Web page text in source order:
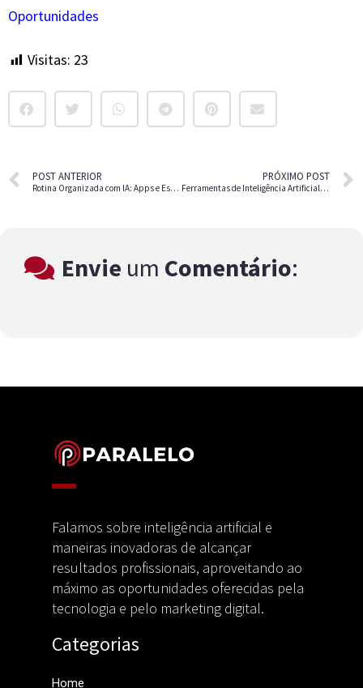
Oportunidades
Visitas: 23
POST ANTERIOR
Rotina Organizada com IA: Apps e Estratégias Que Aumentam Produtividade
PRÓXIMO POST
Ferramentas de Inteligência Artificial Para Organização de Tarefas e Projetos
Envie um Comentário:
Falamos sobre inteligência artificial e
maneiras inovadoras de alcançar
resultados profissionais, aproveitando ao
máximo as oportunidades oferecidas pela
tecnologia e pelo marketing digital.
Categorias
Home